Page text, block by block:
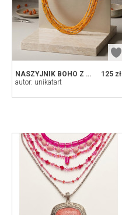
125 zł
NASZYJNIK BOHO Z KROPKAMI
autor: unikatart